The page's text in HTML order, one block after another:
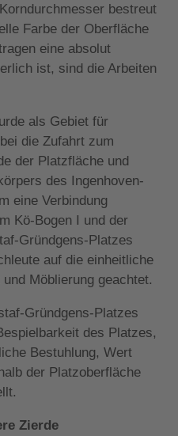
bestreut
Farbe der Oberfläche
eine absolut
ist, sind die Arbeiten
als Gebiet für
die Zufahrt zum
der Platzfläche und
des Ingenhoven-
eine Verbindung
Kö-Bogen I und der
Gründgens-Platzes
auf die einheitliche
Möblierung geachtet.
Gründgens-Platzes
des Platzes,
Bestuhlung, Wert
der Platzoberfläche
Zierde